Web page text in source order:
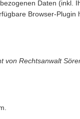
Daten (inkl.
Browser-Plugin
von Rechtsanwalt